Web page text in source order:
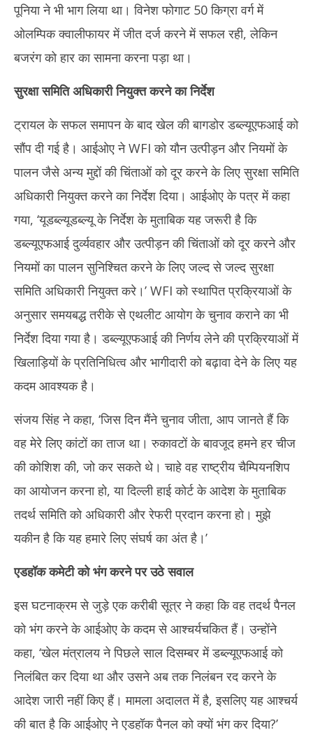
पूनिया ने भी भाग लिया था। विनेश फोगाट 50 किग्रा वर्ग में
ओलम्पिक क्वालीफायर में जीत दर्ज करने में सफल रही, लेकिन
बजरंग को हार का सामना करना पड़ा था।
सुरक्षा समिति अधिकारी नियुक्त करने का निर्देश
ट्रायल के सफल समापन के बाद खेल की बागडोर डब्ल्यूएफआई को
सौंप दी गई है। आईओए ने WFI को यौन उत्पीड़न और नियमों के
पालन जैसे अन्य मुद्दों की चिंताओं को दूर करने के लिए सुरक्षा समिति
अधिकारी नियुक्त करने का निर्देश दिया। आईओए के पत्र में कहा
गया, ‘यूडब्ल्यूडब्ल्यू के निर्देश के मुताबिक यह जरूरी है कि
डब्ल्यूएफआई दुर्व्यवहार और उत्पीड़न की चिंताओं को दूर करने और
नियमों का पालन सुनिश्चित करने के लिए जल्द से जल्द सुरक्षा
समिति अधिकारी नियुक्त करे।’ WFI को स्थापित प्रक्रियाओं के
अनुसार समयबद्ध तरीके से एथलीट आयोग के चुनाव कराने का भी
निर्देश दिया गया है। डब्ल्यूएफआई की निर्णय लेने की प्रक्रियाओं में
खिलाड़ियों के प्रतिनिधित्व और भागीदारी को बढ़ावा देने के लिए यह
कदम आवश्यक है।
संजय सिंह ने कहा, ‘जिस दिन मैंने चुनाव जीता, आप जानते हैं कि
वह मेरे लिए कांटों का ताज था। रुकावटों के बावजूद हमने हर चीज
की कोशिश की, जो कर सकते थे। चाहे वह राष्ट्रीय चैम्पियनशिप
का आयोजन करना हो, या दिल्ली हाई कोर्ट के आदेश के मुताबिक
तदर्थ समिति को अधिकारी और रेफरी प्रदान करना हो। मुझे
यकीन है कि यह हमारे लिए संघर्ष का अंत है।’
एडहॉक कमेटी को भंग करने पर उठे सवाल
इस घटनाक्रम से जुड़े एक करीबी सूत्र ने कहा कि वह तदर्थ पैनल
को भंग करने के आईओए के कदम से आश्चर्यचकित हैं। उन्होंने
कहा, ‘खेल मंत्रालय ने पिछले साल दिसम्बर में डब्ल्यूएफआई को
निलंबित कर दिया था और उसने अब तक निलंबन रद करने के
आदेश जारी नहीं किए हैं। मामला अदालत में है, इसलिए यह आश्चर्य
की बात है कि आईओए ने एडहॉक पैनल को क्यों भंग कर दिया?’